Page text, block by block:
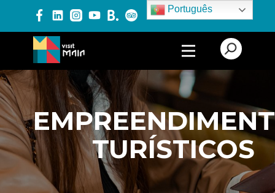
Português
PRODUTOS E SERVIÇOS
ALOJAMENTO
ALOJAMENTO LOCAL
EMPREENDIMENTOS
TURÍSTICOS
TURISMO CULTURAL
TURÍSTICOS